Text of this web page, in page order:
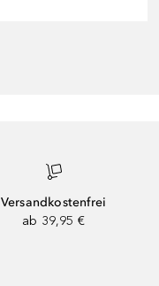
Versandkostenfrei
ab 39,95 €